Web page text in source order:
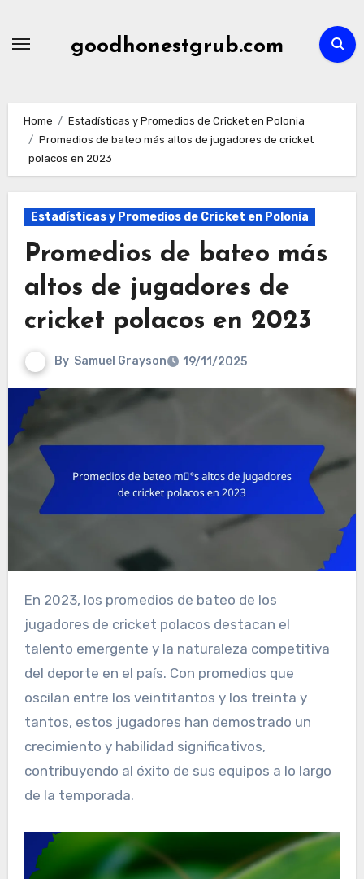
goodhonestgrub.com
Home
Estadísticas y Promedios de Cricket en Polonia
Promedios de bateo más altos de jugadores de cricket
polacos en 2023
Estadísticas y Promedios de Cricket en Polonia
Promedios de bateo más
altos de jugadores de
cricket polacos en 2023
By Samuel Grayson 19/11/2025
En 2023, los promedios de bateo de los
jugadores de cricket polacos destacan el
talento emergente y la naturaleza competitiva
del deporte en el país. Con promedios que
oscilan entre los veintitantos y los treinta y
tantos, estos jugadores han demostrado un
crecimiento y habilidad significativos,
contribuyendo al éxito de sus equipos a lo largo
de la temporada.